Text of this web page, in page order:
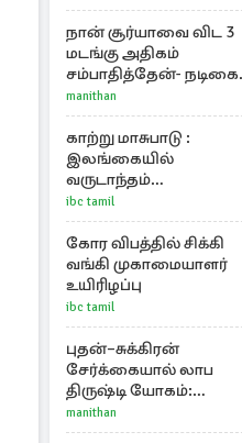
நான் சூர்யாவை விட 3
மடங்கு அதிகம்
சம்பாதித்தேன்- நடிகை
ஜோதிகா
manithan
காற்று மாசுபாடு :
இலங்கையில்
வருடாந்தம்
பறிபோகும்7000 மனித
உயிர்கள்
ibc tamil
கோர விபத்தில் சிக்கி
வங்கி முகாமையாளர்
உயிரிழப்பு
ibc tamil
புதன்–சுக்கிரன்
சேர்க்கையால் லாப
திருஷ்டி யோகம்:
அதிர்ஷ்டம் பெறும் டாப் 3
ராசிகள்!
manithan